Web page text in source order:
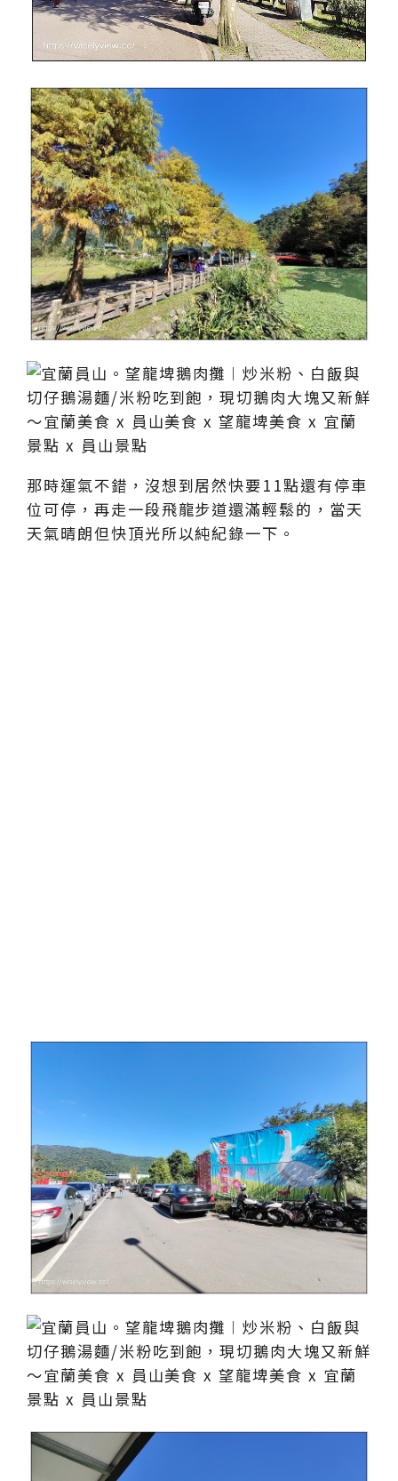
那時運氣不錯，沒想到居然快要11點還有停車
位可停，再走一段飛龍步道還滿輕鬆的，當天
天氣晴朗但快頂光所以純紀錄一下。